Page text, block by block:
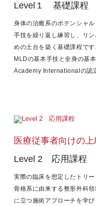
Level１ 基礎課程
身体の治癒系のポテンシャ
手技を繰り返し練習し、リ
めの土台を築く基礎課程で
MLDの基本手技と全身の基
Academy Internationalの認
医療従事者向けの
Level 2 応用課程
実際の臨床を想定したトリ
骨格系に由来する整形外科
に立つ施術アプローチを学